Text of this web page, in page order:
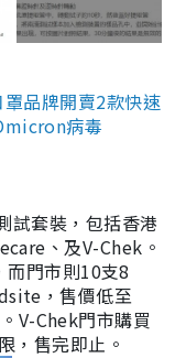
品牌開賣2款快速
病毒
試套裝，包括香港
、及V-Chek。
門市則10支8
，售價低至
V-Chek門市購買
，售完即止。